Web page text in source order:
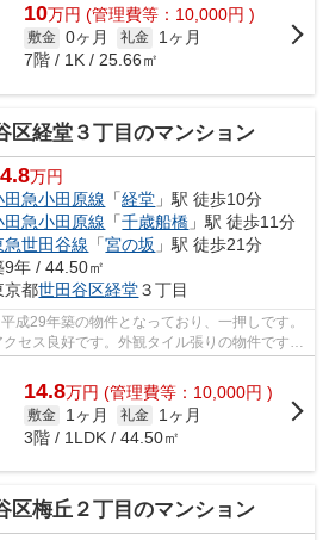
10万円 (管理費等：10,000円 )
敷金 0ヶ月 礼金
1ヶ月
7階 / 1K / 25.66㎡
区経堂３丁目のマンション
万円
田急小田原線 「経堂 」駅 徒歩10分
田急小田原線 「千歳船橋 」駅 徒歩11分
急世田谷線 「宮の坂 」駅 徒歩21分
9年 / 44.50㎡
京都世田谷区経堂３丁目
成29年築の物件となっており、一押しです。
セス良好です。外観タイル張りの物件です。
すくな...
14.8万円 (管理費等：10,000円 )
敷金 1ヶ月 礼金
1ヶ月
3階 / 1LDK / 44.50㎡
区梅丘２丁目のマンション